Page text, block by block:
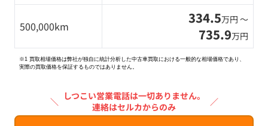
500,000km 334.5万円 〜
735.9万円
※1 買取相場価格は弊社が独自に統計分析した中古車買取における一般的な相場価格であり、
実際の買取価格を保証するものではありません。
＼ しつこい営業電話は一切ありません。
連絡はセルカからのみ
／